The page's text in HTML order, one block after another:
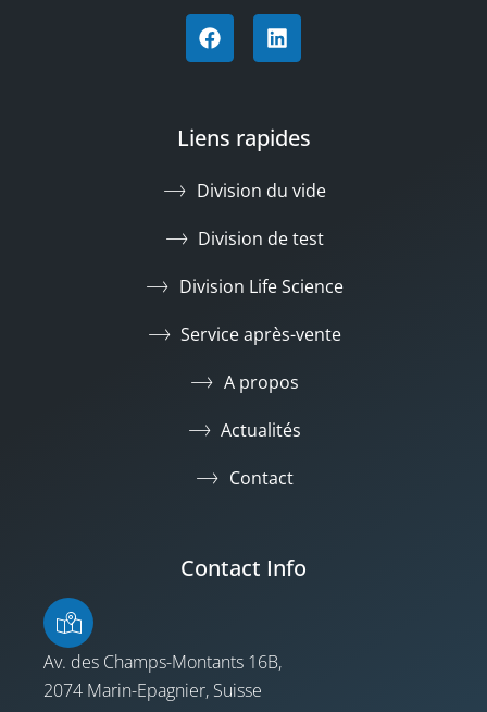
Liens rapides
Division du vide
Division de test
Division Life Science
Service après-vente
A propos
Actualités
Contact
Contact Info
Av. des Champs-Montants 16B,
2074 Marin-Epagnier, Suisse